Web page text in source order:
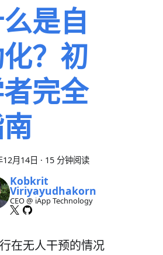
是自
？初
完全
12月14日 · 15 分钟阅读
Kobkrit
Viriyayudhakorn
CEO @ iApp Technology
在无人干预的情况